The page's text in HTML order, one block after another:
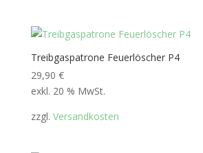
Treibgaspatrone Feuerlöscher P4
29,90 €
exkl. 20 % MwSt.
zzgl. Versandkosten